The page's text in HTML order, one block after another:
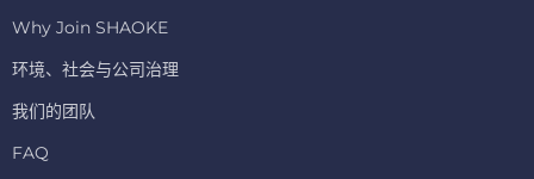
Why Join SHAOKE
环境、社会与公司治理
我们的团队
FAQ